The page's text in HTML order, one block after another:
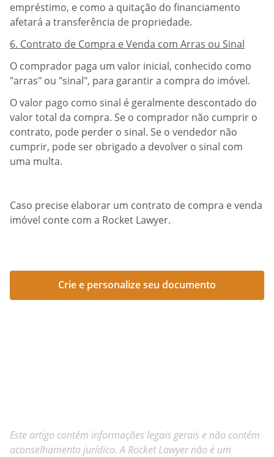
empréstimo, e como a quitação do financiamento
afetará a transferência de propriedade.
6. Contrato de Compra e Venda com Arras ou Sinal
O comprador paga um valor inicial, conhecido como
"arras" ou "sinal", para garantir a compra do imóvel.
O valor pago como sinal é geralmente descontado do
valor total da compra. Se o comprador não cumprir o
contrato, pode perder o sinal. Se o vendedor não
cumprir, pode ser obrigado a devolver o sinal com
uma multa.
Caso precise elaborar um contrato de compra e venda
imóvel conte com a Rocket Lawyer.
Crie e personalize seu documento
Este artigo contém informações legais gerais e não contém
aconselhamento jurídico. A Rocket Lawyer não é um